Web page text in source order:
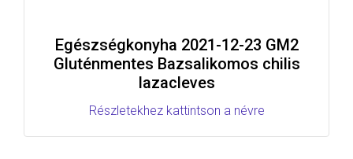
Egészségkonyha 2021-12-23 GM2
Gluténmentes Bazsalikomos chilis
lazacleves
Részletekhez kattintson a névre